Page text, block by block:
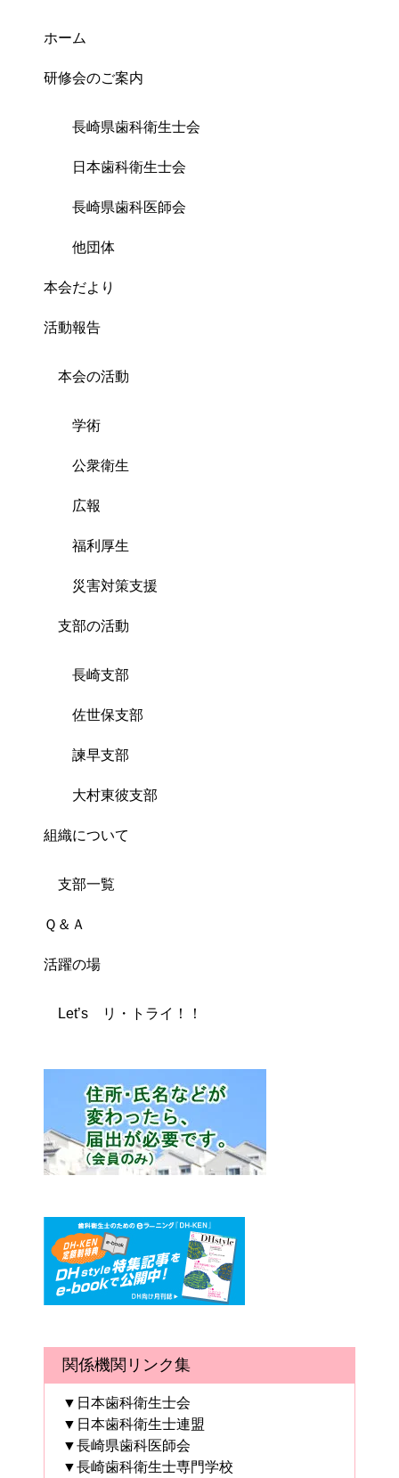
ホーム
研修会のご案内
長崎県歯科衛生士会
日本歯科衛生士会
長崎県歯科医師会
他団体
本会だより
活動報告
本会の活動
学術
公衆衛生
広報
福利厚生
災害対策支援
支部の活動
長崎支部
佐世保支部
諫早支部
大村東彼支部
組織について
支部一覧
Ｑ＆Ａ
活躍の場
Let’s リ・トライ！！
関係機関リンク集
▼日本歯科衛生士会
▼日本歯科衛生士連盟
▼長崎県歯科医師会
▼長崎歯科衛生士専門学校